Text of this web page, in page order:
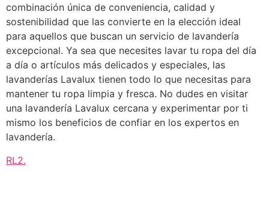
combinación única de conveniencia, calidad y
sostenibilidad que las convierte en la elección ideal
para aquellos que buscan un servicio de lavandería
excepcional. Ya sea que necesites lavar tu ropa del día
a día o artículos más delicados y especiales, las
lavanderías Lavalux tienen todo lo que necesitas para
mantener tu ropa limpia y fresca. No dudes en visitar
una lavandería Lavalux cercana y experimentar por ti
mismo los beneficios de confiar en los expertos en
lavandería.
RL2.